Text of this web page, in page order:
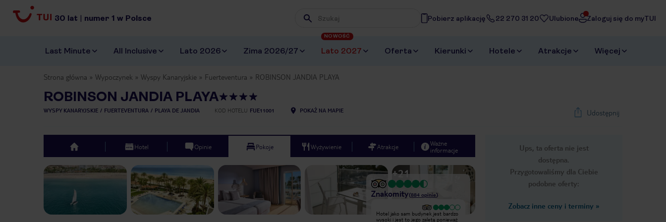
30 lat | numer 1 w Polsce Wpisz frazę, której szukasz
Pobierz aplikację 22 270 31 20 Ulubione Zaloguj się do myTUI
Last Minute All Inclusive Lato 2026 Zima 2026/27 Lato 2027
NOWOŚĆ
Oferta Kierunki Hotele Atrakcje Więcej
Strona główna Wypoczynek Wyspy Kanaryjskie Fuerteventura ROBINSON JANDIA PLAYA
ROBINSON JANDIA PLAYA
WYSPY KANARYJSKIE FUERTEVENTURA PLAYA DE JANDIA KOD HOTELU FUE11001 POKAŻ NA MAPIE Udostępnij
Ups, ta oferta nie jest
dostępna.
Przygotowaliśmy dla Ciebie
podobne oferty:
Zobacz inne ceny i terminy »
top Hotel Opinie Pokoje Wyżywienie Atrakcje
Ważne
informacje
Previous slide Next slide
1/27
+21
Znakomity(884 opinie)
Hotel jako sam budynek jest bardzo
Hotel jako sam budynek jest bardzo
wysoki i jest to jego zaletą ponieważ